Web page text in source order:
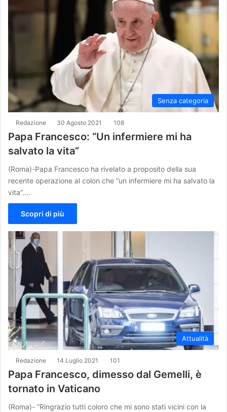
Senza categoria
Redazione 30 Agosto 2021 108
Papa Francesco: “Un infermiere mi ha
salvato la vita”
(Roma)-Papa Francesco ha rivelato a proposito della sua
recente operazione al colon che “un infermiere mi ha salvato la
vita”.…
Scopri di più
Attualità
Redazione 14 Luglio 2021 101
Papa Francesco, dimesso dal Gemelli, è
tornato in Vaticano
(Roma)- “Ringrazio tutti coloro che mi sono stati vicini con la